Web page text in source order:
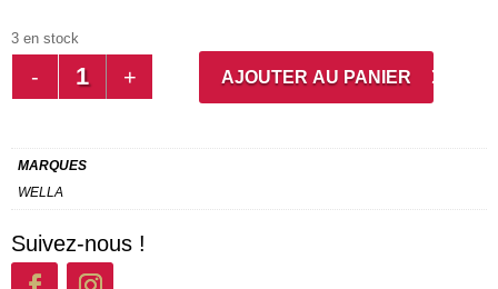
3 en stock
QUANTITÉ
5/97
RICH
AJOUTER AU PANIER
MARQUES
WELLA
Suivez-nous !